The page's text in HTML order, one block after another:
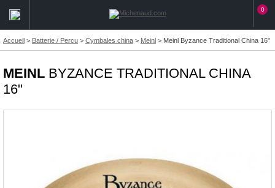
0
Accueil > Batterie / Percu > Cymbales china > Meinl > Meinl Byzance Traditional China 16"
MEINL BYZANCE TRADITIONAL CHINA
16"